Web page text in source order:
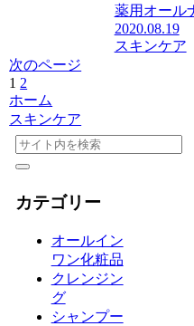
薬用オール
2020.08.19
スキンケア
次のページ
1 2
へ
ホーム
スキンケア
カテゴリー
オールイン
ワン化粧品
クレンジン
グ
シャンプー